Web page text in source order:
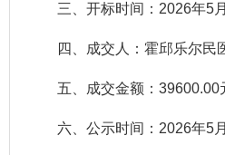
三、开标时间：2026年5
四、成交人：霍邱乐尔民
五、成交金额：39600.00
六、公示时间：2026年5